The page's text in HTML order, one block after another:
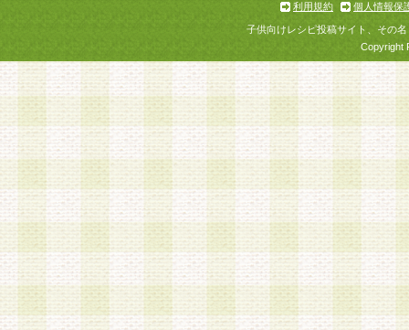
利用規約
個人情報保
子供向けレシピ投稿サイト、その
Copyright